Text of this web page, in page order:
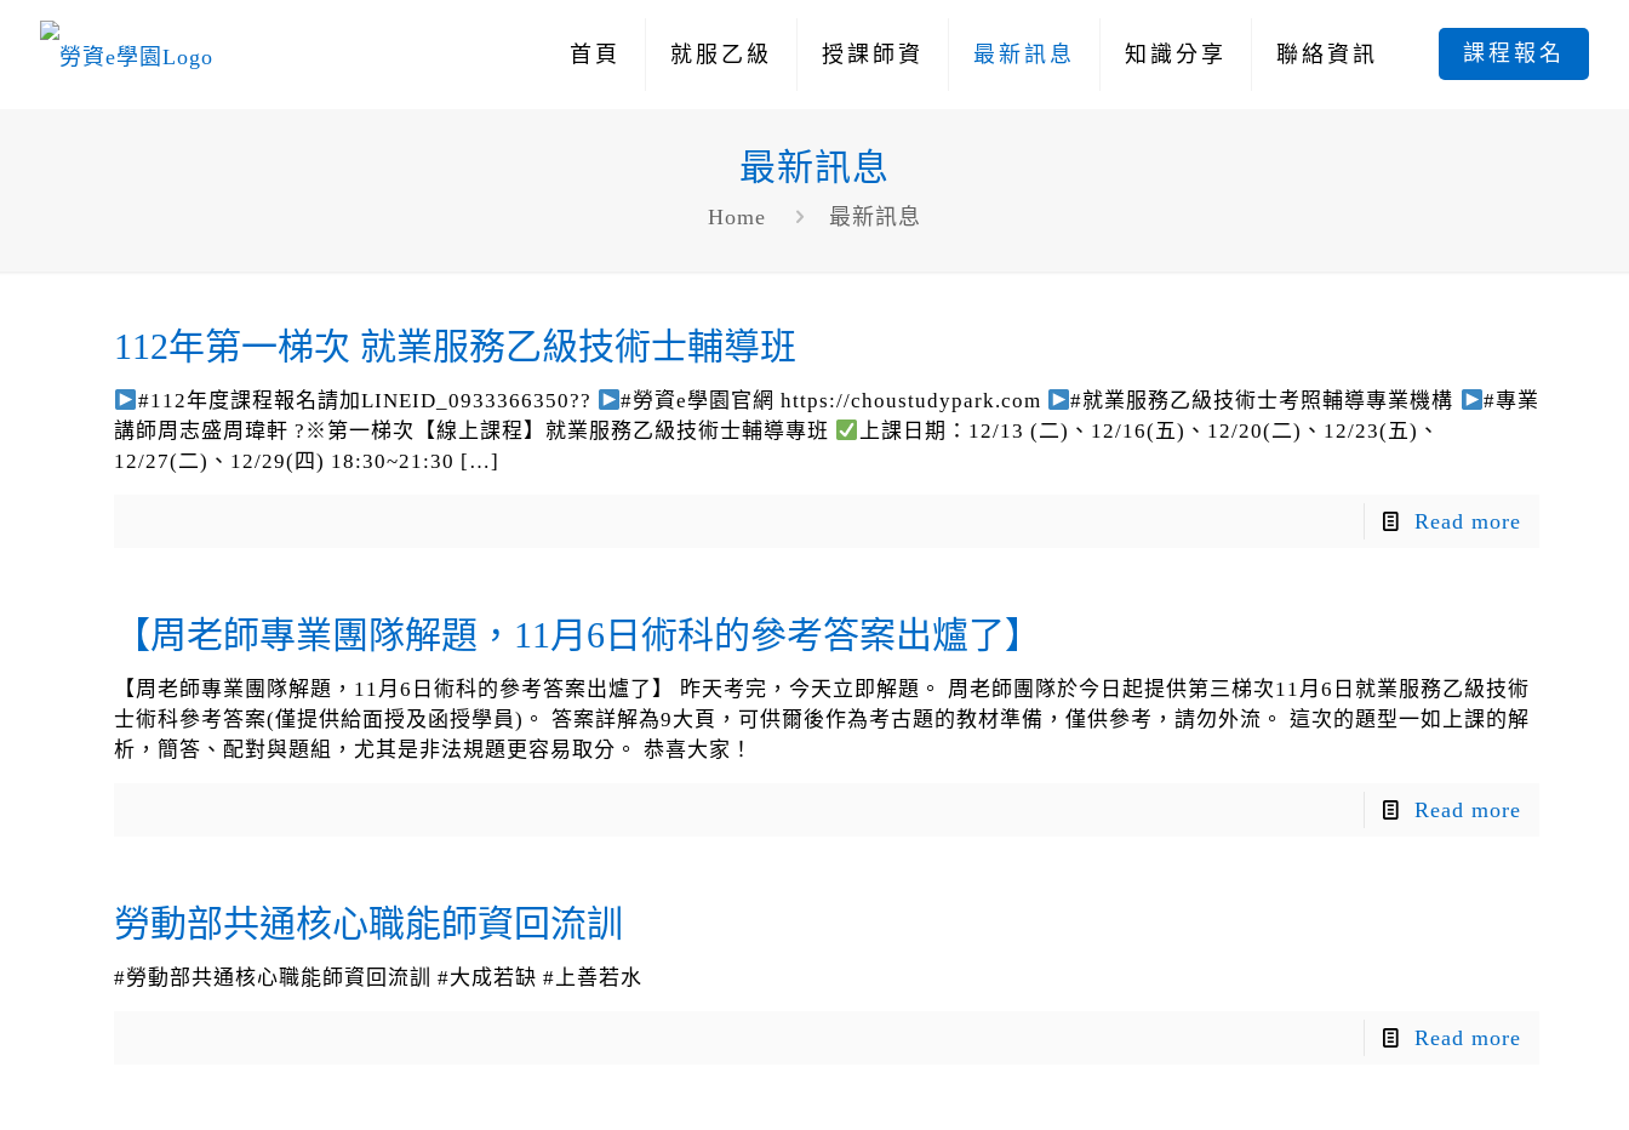
首頁 就服乙級 授課師資 最新訊息 知識分享 聯絡資訊 課程報名
最新訊息
Home 最新訊息
112年第一梯次 就業服務乙級技術士輔導班
#112年度課程報名請加LINEID_0933366350?? #勞資e學園官網 https://choustudypark.com #就業服務乙級技術士考照輔導專業機構
#專業
講師周志盛周瑋軒 ?※第一梯次【線上課程】就業服務乙級技術士輔導專班
上課日期：12/13 (二)、12/16(五)、12/20(二)、12/23(五)、
12/27(二)、12/29(四) 18:30~21:30 […]
Read more
【周老師專業團隊解題，11月6日術科的參考答案出爐了】
【周老師專業團隊解題，11月6日術科的參考答案出爐了】 昨天考完，今天立即解題。 周老師團隊於今日起提供第三梯次11月6日就業服務乙級技術
士術科參考答案(僅提供給面授及函授學員)。 答案詳解為9大頁，可供爾後作為考古題的教材準備，僅供參考，請勿外流。 這次的題型一如上課的解
析，簡答、配對與題組，尤其是非法規題更容易取分。 恭喜大家！
Read more
勞動部共通核心職能師資回流訓
#勞動部共通核心職能師資回流訓 #大成若缺 #上善若水
Read more